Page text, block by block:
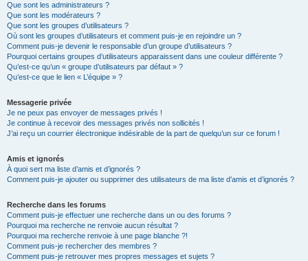
Que sont les administrateurs ?
Que sont les modérateurs ?
Que sont les groupes d’utilisateurs ?
Où sont les groupes d’utilisateurs et comment puis-je en rejoindre un ?
Comment puis-je devenir le responsable d’un groupe d’utilisateurs ?
Pourquoi certains groupes d’utilisateurs apparaissent dans une couleur différente ?
Qu’est-ce qu’un « groupe d’utilisateurs par défaut » ?
Qu’est-ce que le lien « L’équipe » ?
Messagerie privée
Je ne peux pas envoyer de messages privés !
Je continue à recevoir des messages privés non sollicités !
J’ai reçu un courrier électronique indésirable de la part de quelqu’un sur ce forum !
Amis et ignorés
À quoi sert ma liste d’amis et d’ignorés ?
Comment puis-je ajouter ou supprimer des utilisateurs de ma liste d’amis et d’ignorés ?
Recherche dans les forums
Comment puis-je effectuer une recherche dans un ou des forums ?
Pourquoi ma recherche ne renvoie aucun résultat ?
Pourquoi ma recherche renvoie à une page blanche ?!
Comment puis-je rechercher des membres ?
Comment puis-je retrouver mes propres messages et sujets ?